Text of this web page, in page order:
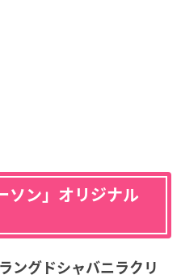
ソン」オリジナル
ングドシャバニラクリ